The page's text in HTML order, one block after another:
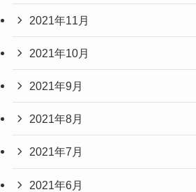
2021年11月
2021年10月
2021年9月
2021年8月
2021年7月
2021年6月